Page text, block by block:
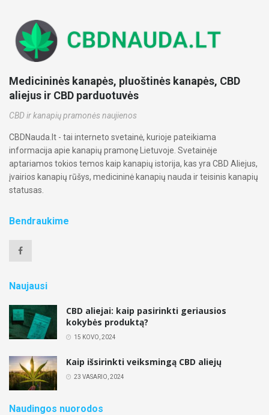
Medicininės kanapės, pluoštinės kanapės, CBD
aliejus ir CBD parduotuvės
CBD ir kanapių pramonės naujienos
CBDNauda.lt - tai interneto svetainė, kurioje pateikiama
informacija apie kanapių pramonę Lietuvoje. Svetainėje
aptariamos tokios temos kaip kanapių istorija, kas yra CBD Aliejus,
įvairios kanapių rūšys, medicininė kanapių nauda ir teisinis kanapių
statusas.
Bendraukime
Naujausi
CBD aliejai: kaip pasirinkti geriausios
kokybės produktą?
15 KOVO, 2024
Kaip išsirinkti veiksmingą CBD aliejų
23 VASARIO, 2024
Naudingos nuorodos